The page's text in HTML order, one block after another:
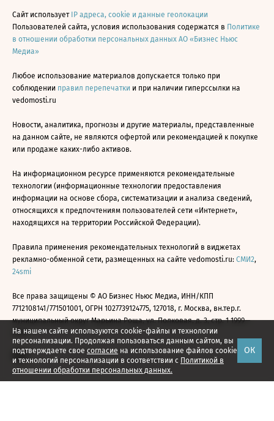
На нашем сайте используются cookie-файлы и технологии
персонализации. Продолжая пользоваться данным сайтом, вы
подтверждаете свое согласие на использование файлов cookie
и технологий персонализации в соответствии с Политикой в
отношении обработки персональных данных.
ОК
Сайт использует IP адреса, cookie и данные геолокации
Пользователей сайта, условия использования содержатся в Политике
в отношении обработки персональных данных АО «Бизнес Ньюс
Медиа»
Любое использование материалов допускается только при
соблюдении правил перепечатки и при наличии гиперссылки на
vedomosti.ru
Новости, аналитика, прогнозы и другие материалы, представленные
на данном сайте, не являются офертой или рекомендацией к покупке
или продаже каких-либо активов.
На информационном ресурсе применяются рекомендательные
технологии (информационные технологии предоставления
информации на основе сбора, систематизации и анализа сведений,
относящихся к предпочтениям пользователей сети «Интернет»,
находящихся на территории Российской Федерации).
Правила применения рекомендательных технологий в виджетах
рекламно-обменной сети, размещенных на сайте vedomosti.ru: СМИ2,
24smi
Все права защищены © АО Бизнес Ньюс Медиа, ИНН/КПП
7712108141/771501001, ОГРН 1027739124775, 127018, г. Москва, вн.тер.г.
муниципальный округ Марьина Роща, ул. Полковая, д. 3, стр. 1 1999—
2026